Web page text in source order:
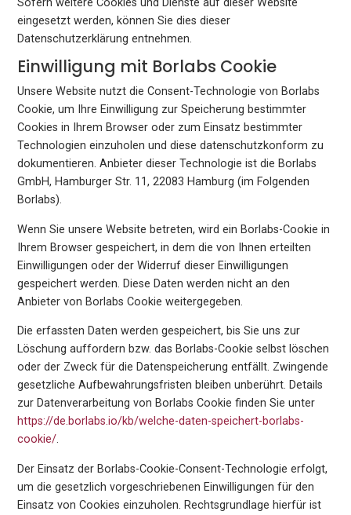
Sofern weitere Cookies und Dienste auf dieser Website
eingesetzt werden, können Sie dies dieser
Datenschutzerklärung entnehmen.
Einwilligung mit Borlabs Cookie
Unsere Website nutzt die Consent-Technologie von Borlabs
Cookie, um Ihre Einwilligung zur Speicherung bestimmter
Cookies in Ihrem Browser oder zum Einsatz bestimmter
Technologien einzuholen und diese datenschutzkonform zu
dokumentieren. Anbieter dieser Technologie ist die Borlabs
GmbH, Hamburger Str. 11, 22083 Hamburg (im Folgenden
Borlabs).
Wenn Sie unsere Website betreten, wird ein Borlabs-Cookie in
Ihrem Browser gespeichert, in dem die von Ihnen erteilten
Einwilligungen oder der Widerruf dieser Einwilligungen
gespeichert werden. Diese Daten werden nicht an den
Anbieter von Borlabs Cookie weitergegeben.
Die erfassten Daten werden gespeichert, bis Sie uns zur
Löschung auffordern bzw. das Borlabs-Cookie selbst löschen
oder der Zweck für die Datenspeicherung entfällt. Zwingende
gesetzliche Aufbewahrungsfristen bleiben unberührt. Details
zur Datenverarbeitung von Borlabs Cookie finden Sie unter
https://de.borlabs.io/kb/welche-daten-speichert-borlabs-
cookie/.
Der Einsatz der Borlabs-Cookie-Consent-Technologie erfolgt,
um die gesetzlich vorgeschriebenen Einwilligungen für den
Einsatz von Cookies einzuholen. Rechtsgrundlage hierfür ist